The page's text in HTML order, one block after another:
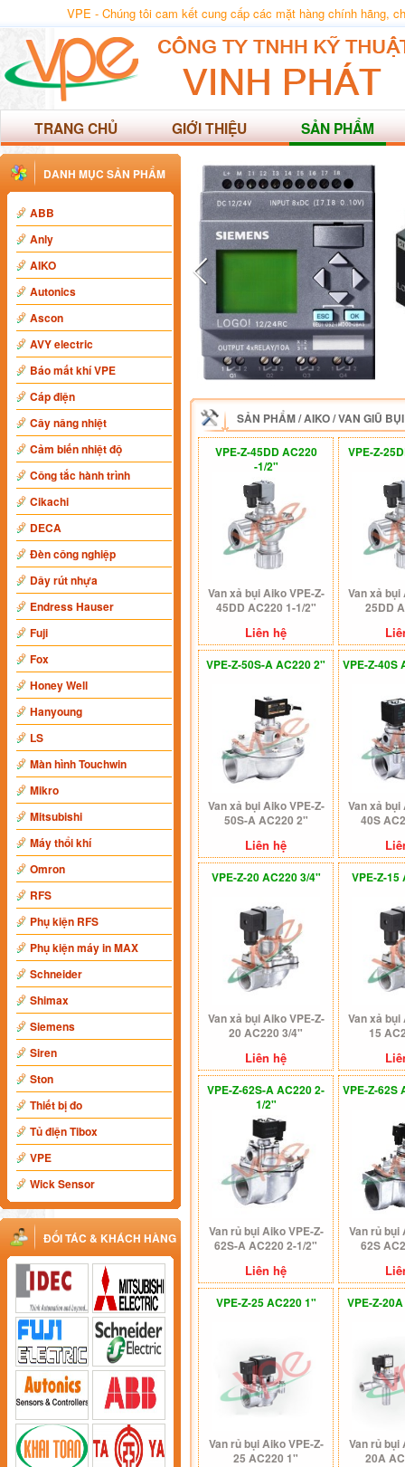
VPE - Chúng tôi cam kết cung cấp các mặt hàng chính hãng,
TRANG CHỦ GIỚI THIỆU SẢN PHẨM
DANH MỤC SẢN PHẨM
ABB
Anly
AIKO
Autonics
Ascon
AVY electric
Báo mất khí VPE
Cáp điện
Cây nâng nhiệt
Cảm biến nhiệt độ
Công tắc hành trình
Cikachi
DECA
Đèn công nghiệp
Dây rút nhựa
Endress Hauser
Fuji
Fox
Honey Well
Hanyoung
LS
Màn hình Touchwin
Mikro
Mitsubishi
Máy thổi khí
Omron
RFS
Phụ kiện RFS
Phụ kiện máy in MAX
Schneider
Shimax
Siemens
Siren
Ston
Thiết bị đo
Tủ điện Tibox
VPE
Wick Sensor
ĐỐI TÁC & KHÁCH HÀNG
SẢN PHẨM/AIKO/VAN GIŨ
VPE-Z-45DD AC220
-1/2"
Van xả bụi Aiko VPE-Z-
45DD AC220 1-1/2"
Liên hệ
VPE-Z-
Van xả bụi
25DD
VPE-Z-50S-A AC220 2"
Van xả bụi Aiko VPE-Z-
50S-A AC220 2"
Liên hệ
VPE-Z-40S
Van xả bụi
40S
VPE-Z-20 AC220 3/4"
Van xả bụi Aiko VPE-Z-
20 AC220 3/4"
Liên hệ
VPE-Z-15
Van xả bụi
15
VPE-Z-62S-A AC220 2-
1/2"
Van rủ bụi Aiko VPE-Z-
62S-A AC220 2-1/2"
Liên hệ
VPE-Z-62S
Van rủ bụi
62S
VPE-Z-25 AC220 1"
Van rủ bụi Aiko VPE-Z-
25 AC220 1"
VPE-Z-
Van rủ bụi
20A